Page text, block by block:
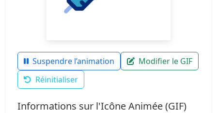
Suspendre l’animation
Modifier le GIF
Réinitialiser
Informations sur l'Icône Animée (GIF)